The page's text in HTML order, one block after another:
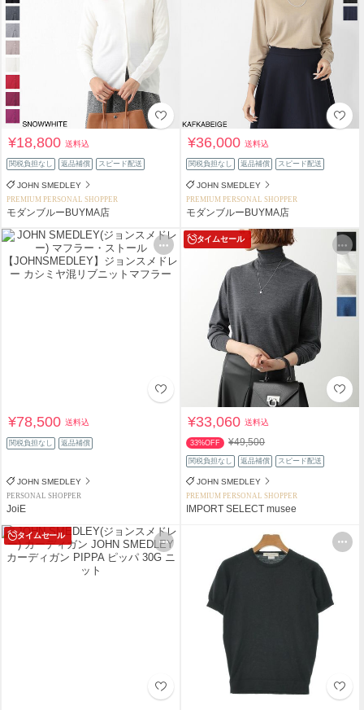
¥18,800送料込
関税負担なし 返品補償 スピード配送
JOHN SMEDLEY
PREMIUM PERSONAL SHOPPER
モダンブルーBUYMA店
¥36,000送料込
関税負担なし 返品補償 スピード配送
JOHN SMEDLEY
PREMIUM PERSONAL SHOPPER
モダンブルーBUYMA店
¥78,500送料込
関税負担なし 返品補償
JOHN SMEDLEY
PERSONAL SHOPPER
JoiE
タイムセール
¥33,060送料込
33%OFF ¥49,500
関税負担なし 返品補償 スピード配送
JOHN SMEDLEY
PREMIUM PERSONAL SHOPPER
IMPORT SELECT musee
タイムセール